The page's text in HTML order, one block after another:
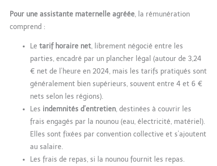
Pour une assistante maternelle agréée, la rémunération
comprend :
Le tarif horaire net, librement négocié entre les
parties, encadré par un plancher légal (autour de 3,24
€ net de l’heure en 2024, mais les tarifs pratiqués sont
généralement bien supérieurs, souvent entre 4 et 6 €
nets selon les régions).
Les indemnités d’entretien, destinées à couvrir les
frais engagés par la nounou (eau, électricité, matériel).
Elles sont fixées par convention collective et s’ajoutent
au salaire.
Les frais de repas, si la nounou fournit les repas.